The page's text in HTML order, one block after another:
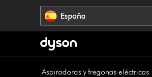
España
Aspiradoras y fregonas eléctricas